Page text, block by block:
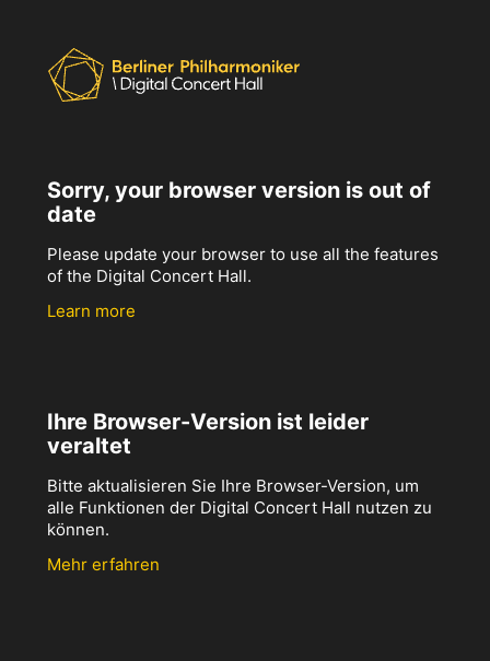
Sorry, your browser version is out of
date
Please update your browser to use all the features
of the Digital Concert Hall.
Learn more
Ihre Browser-Version ist leider
veraltet
Bitte aktualisieren Sie Ihre Browser-Version, um
alle Funktionen der Digital Concert Hall nutzen zu
können.
Mehr erfahren